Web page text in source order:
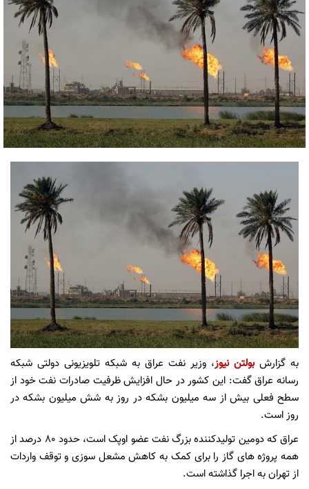
به گزارشبولتن نیوز، وزیر نفت عراق به شبکه تلویزیونی دولتی شبکه
رسانه عراق گفت: این کشور در حال افزایش ظرفیت صادرات نفت خود از
سطح فعلی بیش از سه میلیون بشکه در روز به شش میلیون بشکه در
روز است.
عراق که دومین تولیدکننده بزرگ نفت عضو اوپک است، حدود ۸۰ درصد از
همه پروژه های گاز را برای کمک به کاهش مشعل سوزی و توقف واردات
از تهران به اجرا گذاشته است.